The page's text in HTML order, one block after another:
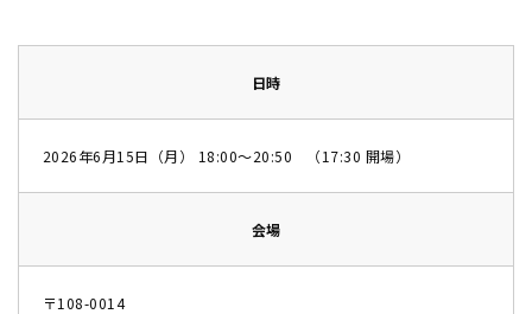
日時
2026年6月15日（月） 18:00〜20:50 （17:30 開場）
会場
〒108-0014